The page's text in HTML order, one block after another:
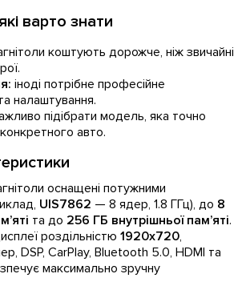
варто знати
коштують дорожче, ніж звичайні
іноді потрібне професійне
налаштування.
підібрати модель, яка точно
авто.
оснащені потужними
UIS7862 — 8 ядер, 1.8 ГГц), до 8
та до 256 ГБ внутрішньої пам’яті.
роздільністю 1920x720,
DSP, CarPlay, Bluetooth 5.0, HDMI та
максимально зручну